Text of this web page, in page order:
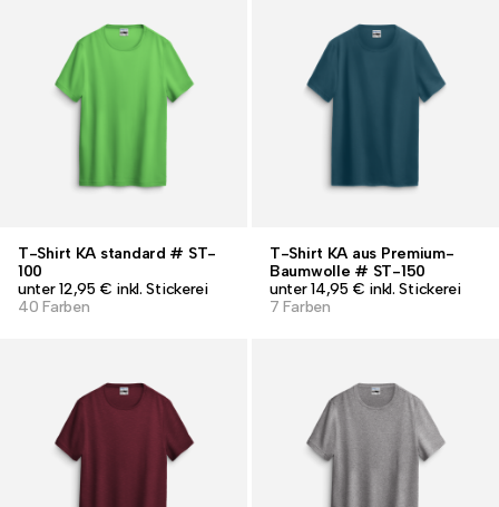
T-Shirt KA standard # ST-
100
unter 12,95 € inkl. Stickerei
40 Farben
T-Shirt KA aus Premium-
Baumwolle # ST-150
unter 14,95 € inkl. Stickerei
7 Farben